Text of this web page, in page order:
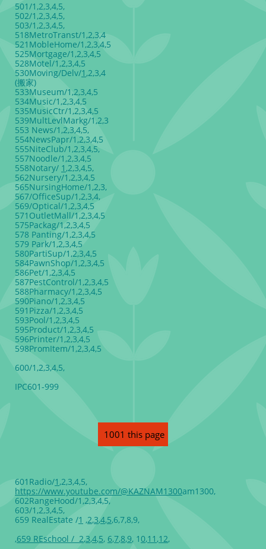
501/1,2,3,4,5,
502/1,2,3,4,5,
503/1,2,3,4,5,
518MetroTranst/1,2,3,4
521MobleHome/1,2,3,4,5
525Mortgage/1,2,3,4,5
528Motel/1,2,3,4,5
530Moving/Delv/1 ,2,3,4
(搬家)
533Museum/1,2,3,4,5
534Music/1,2,3,4,5
535MusicCtr/1,2,3,4,5
539MultLevlMarkg/1,2,3
553 News/1,2,3,4,5,
554NewsPapr/1,2,3,4,5
555NiteClub/1,2,3,4,5,
557Noodle/1,2,3,4,5
558Notary/ 1 ,2,3,4,5,
562Nursery/1,2,3,4,5
565NursingHome/1,2,3,
567/OfficeSup/1,2,3,4,
569/Optical/1,2,3,4,5
571OutletMall/1,2,3,4,5
575Packag/1,2,3,4,5
578 Panting/1,2,3,4,5
579 Park/1,2,3,4,5
580PartiSup/1,2,3,4,5
584PawnShop/1,2,3,4,5
586Pet/1,2,3,4,5
587PestControl/1,2,3,4,5
588Pharmacy/1,2,3,4,5
590Piano/1,2,3,4,5
591Pizza/1,2,3,4,5
593Pool/1,2,3,4,5
595Product/1,2,3,4,5
596Printer/1,2,3,4,5
598PromItem/1,2,3,4,5
600/1,2,3,4,5,
IPC601-999
1001 this page
601Radio/1 ,2,3,4,5,
https://www.youtube.com/@KAZNAM1300am1300,
602RangeHood/1,2,3,4,5,
603/1,2,3,4,5,
659 RealEstate /1 ,2,3,4,5,6,7,8,9,
,659 REschool / 2,3,4,5, 6,7,8,9, 10,11 ,12,